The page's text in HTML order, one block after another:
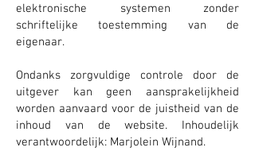
elektronische systemen zonder
schriftelijke toestemming van de
eigenaar.
Ondanks zorgvuldige controle door de
uitgever kan geen aansprakelijkheid
worden aanvaard voor de juistheid van de
inhoud van de website. Inhoudelijk
verantwoordelijk: Marjolein Wijnand.